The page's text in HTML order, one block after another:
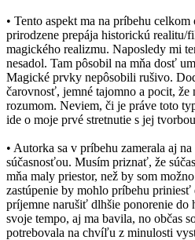
• Tento aspekt ma na príbehu
prirodzene prepája historickú realitu/
magického realizmu. Naposledy mi
nesadol. Tam pôsobil na mňa dosť
Magické prvky nepôsobili rušivo.
čarovnosť, jemné tajomno a pocit,
rozumom. Neviem, či je práve toto
ide o moje prvé stretnutie s jej
• Autorka sa v príbehu zamerala aj
súčasnosťou. Musím priznať, že
mňa maly priestor, než by som
zastúpenie by mohlo príbehu priniesť
príjemne narušiť dlhšie ponorenie do
svoje tempo, aj ma bavila, no občas
potrebovala na chvíľu z minulosti